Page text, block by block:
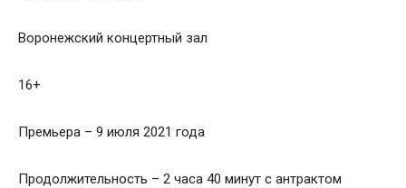
Воронежский концертный зал
16+
Премьера – 9 июля 2021 года
Продолжительность – 2 часа 40 минут с антрактом